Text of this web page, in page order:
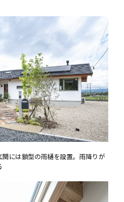
には鎖型の雨樋を設置。雨降りが